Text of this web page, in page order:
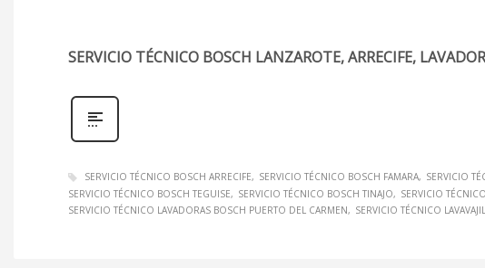
SERVICIO TÉCNICO BOSCH LANZAROTE, ARRECIFE,
SERVICIO TÉCNICO BOSCH ARRECIFE SERVICIO TÉCNICO BOSCH FAMARA SERVICIO
SERVICIO TÉCNICO BOSCH TEGUISE
SERVICIO TÉCNICO BOSCH TINAJO SERVICIO
SERVICIO TÉCNICO LAVADORAS BOSCH PUERTO DEL CARMEN
SERVICIO TÉCNICO